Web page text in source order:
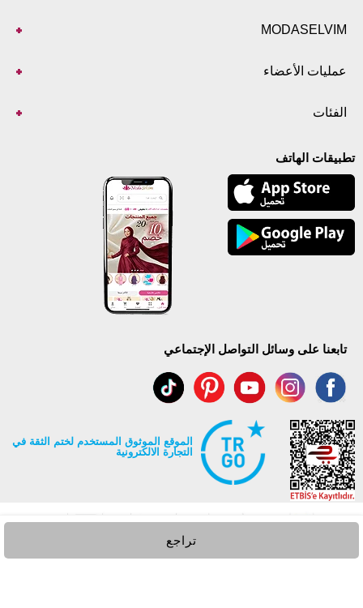
تراجع
MODASELVIM
عمليات الأعضاء
الفئات
تطبيقات الهاتف
تابعنا على وسائل التواصل الإجتماعي
الموقع الموثوق المستخدم لختم الثقة في
التجارة الالكترونية